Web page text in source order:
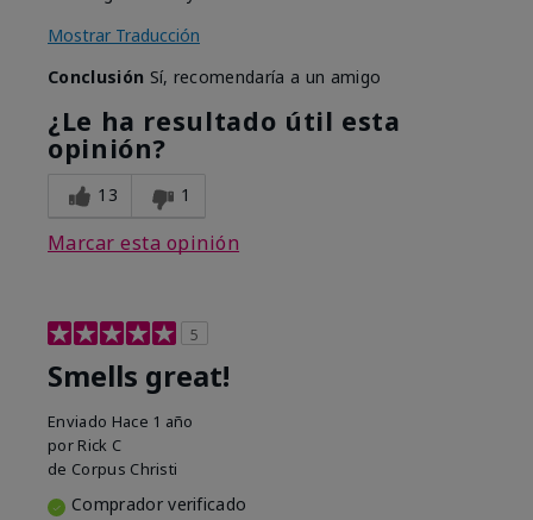
Mostrar Traducción
Conclusión Sí, recomendaría a un amigo
¿Le ha resultado útil esta
opinión?
13 1
Marcar esta opinión
5
Smells great!
Enviado Hace 1 año
por Rick C
de Corpus Christi
Comprador verificado